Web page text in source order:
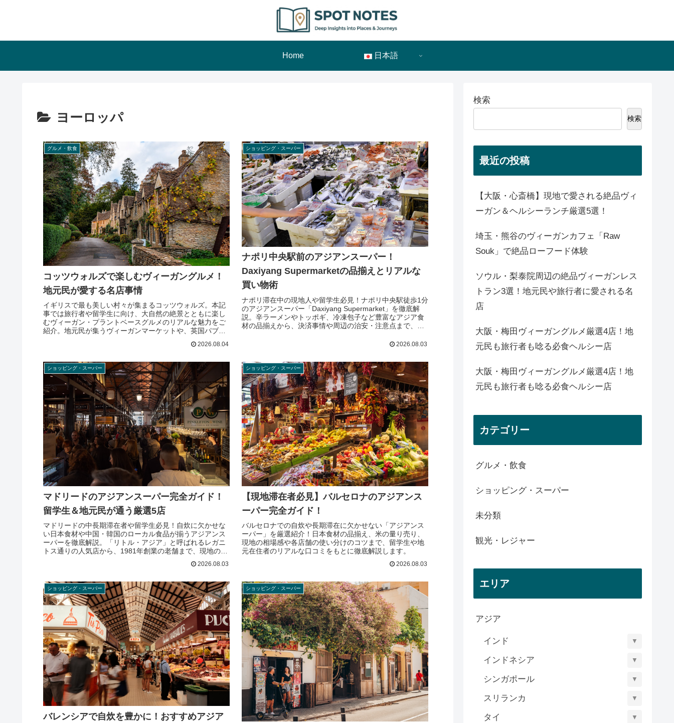
Home 日本語
ヨーロッパ
グルメ・飲食
コッツウォルズで楽しむヴィーガングルメ！
地元民が愛する名店事情
イギリスで最も美しい村々が集まるコッツウォルズ。本記
事では旅行者や留学生に向け、大自然の絶景とともに楽し
むヴィーガン・プラントベースグルメのリアルな魅力をご
紹介。地元民が集うヴィーガンマーケットや、英国パブで
の注文のコツ、憧れのアフタヌーンティー攻略法まで徹底
2026.08.04
ショッピング・スーパー
ナポリ中央駅前のアジアンスーパー！
Daxiyang Supermarketの品揃えとリアルな
買い物術
ナポリ滞在中の現地人や留学生必見！ナポリ中央駅徒歩1分
のアジアンスーパー「Daxiyang Supermarket」を徹底解
説。辛ラーメンやトッポギ、冷凍包子など豊富なアジア食
材の品揃えから、決済事情や周辺の治安・注意点まで、自
2026.08.03
ショッピング・スーパー
マドリードのアジアンスーパー完全ガイド！
留学生＆地元民が通う厳選5店
マドリードの中長期滞在者や留学生必見！自炊に欠かせな
い日本食材や中国・韓国のローカル食品が揃うアジアンス
ーパーを徹底解説。「リトル・アジア」と呼ばれるレガニ
トス通りの人気店から、1981年創業の老舗まで、現地のリ
2026.08.03
ショッピング・スーパー
【現地滞在者必見】バルセロナのアジアンス
ーパー完全ガイド！
バルセロナでの自炊や長期滞在に欠かせない「アジアンス
ーパー」を厳選紹介！日本食材の品揃え、米の量り売り、
現地の相場感や各店舗の使い分けのコツまで、留学生や地
元在住者のリアルな口コミをもとに徹底解説します。
2026.08.03
ショッピング・スーパー
バレンシアで自炊を豊かに！おすすめアジア
ショッピング・スーパー
検索
検索
最近の投稿
【大阪・心斎橋】現地で愛される絶品ヴィ
ーガン＆ヘルシーランチ厳選5選！
埼玉・熊谷のヴィーガンカフェ「Raw
Souk」で絶品ローフード体験
ソウル・梨泰院周辺の絶品ヴィーガンレス
トラン3選！地元民や旅行者に愛される名
店
大阪・梅田ヴィーガングルメ厳選4店！地
元民も旅行者も唸る必食ヘルシー店
大阪・梅田ヴィーガングルメ厳選4店！地
元民も旅行者も唸る必食ヘルシー店
カテゴリー
グルメ・飲食
ショッピング・スーパー
未分類
観光・レジャー
エリア
アジア
インド ▼
インドネシア ▼
シンガポール ▼
スリランカ ▼
タイ ▼